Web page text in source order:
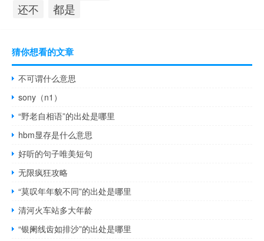
还不 都是
猜你想看的文章
不可谓什么意思
sony（n1）
“野老自相语”的出处是哪里
hbm显存是什么意思
好听的句子唯美短句
无限疯狂攻略
“莫叹年年貌不同”的出处是哪里
清河火车站多大年龄
“银阑线齿如排沙”的出处是哪里